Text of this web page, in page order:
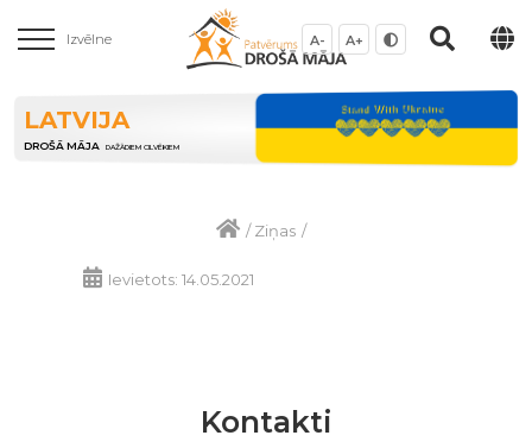
Izvēlne A- A+
LATVIJA
DROŠĀ MĀJA DAŽĀDIEM CILVĒKIEM
/Ziņas /
Ievietots: 14.05.2021
Kontakti